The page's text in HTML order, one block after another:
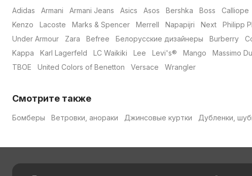
Adidas Armani Armani Jeans Asics Asos Bershka Boss Calliope
Kenzo
Lacoste Marks & Spencer Merrell Napapijri Next Philipp
Under Armour
Zara Befree Белорусские дизайнеры Burberry
Kappa
Karl Lagerfeld LC Waikiki Lee Levi's® Mango Massimo
ТВОЕ
United Colors of Benetton Versace Wrangler
Смотрите также
Бомберы Ветровки, анораки Джинсовые куртки Дубленки,